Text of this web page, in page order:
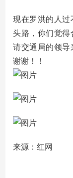
现在罗洪的人过
头路，你们觉得
请交通局的领导
谢谢！！
来源：红网